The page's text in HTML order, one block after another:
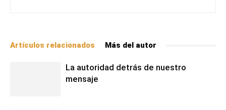
Artículos relacionados Más del autor
La autoridad detrás de nuestro
mensaje